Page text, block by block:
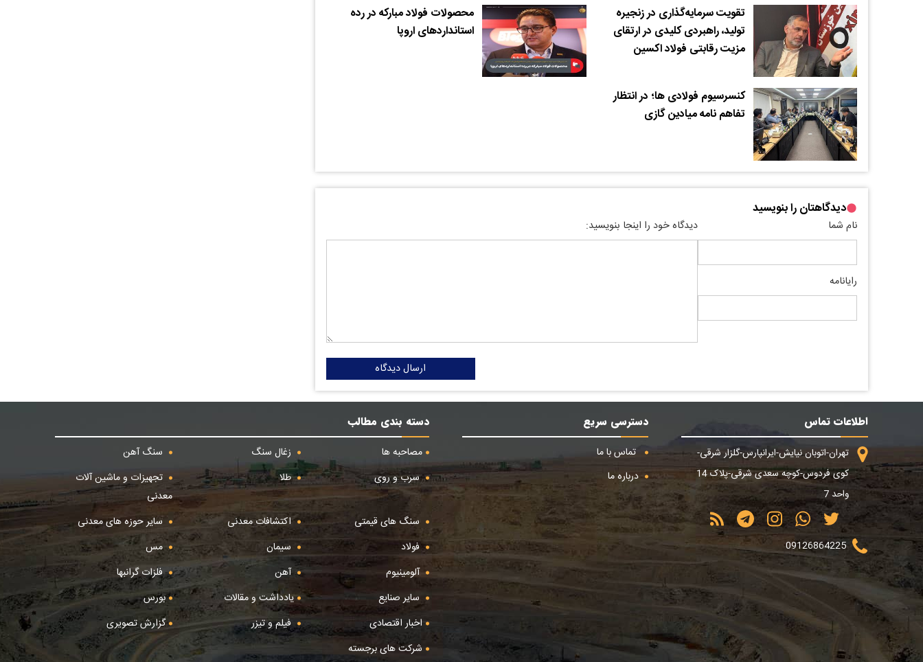
تقویت سرمایه‌گذاری در زنجیره
تولید، راهبردی کلیدی در ارتقای
مزیت رقابتی فولاد اکسین
محصولات فولاد مبارکه در رده
استانداردهای اروپا
کنسرسیوم فولادی ها؛ در انتظار
تفاهم نامه میادین گازی
دیدگاهتان را بنویسید
نام شما
رایانامه
دیدگاه خود را اینجا بنویسید:
ارسال دیدگاه
اطلاعات تماس
تهران-اتوبان نیایش-ایرانپارس-گلزار شرقی-
کوی فردوس-کوچه سعدی شرقی-پلاک 14
واحد 7
09126864225
دسترسی سریع
تماس با ما
درباره ما
دسته بندی مطالب
مصاحبه ها
زغال سنگ
سنگ آهن
سرب و روی
طلا
تجهیزات و ماشین آلات
معدنی
سنگ های قیمتی
اکتشافات معدنی
سایر حوزه های معدنی
فولاد
سیمان
مس
آلومینیوم
آهن
فلزات گرانبها
سایر صنایع
یادداشت و مقالات
بورس
اخبار اقتصادی
فیلم و تیزر
گزارش تصویری
شرکت های برجسته